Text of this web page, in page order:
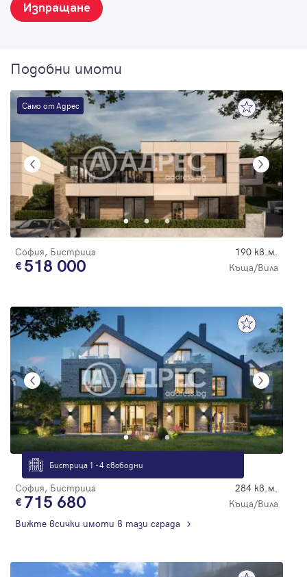
Изпращане
Подобни имоти
Само от Адрес
София, Бистрица 190 кв.м.
518 000 Къща/Вила
Бистрица 1 - 4 свободни
София, Бистрица 284 кв.м.
715 680
Къща/Вила
Вижте всички имоти в тази сграда